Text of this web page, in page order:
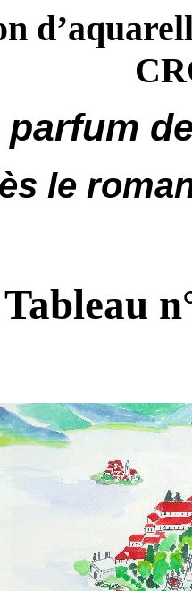
parfum
le
Tableau